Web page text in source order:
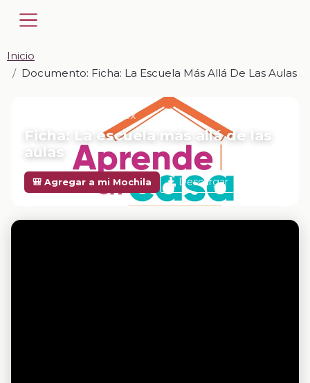
Inicio
Documento: Ficha: La Escuela Más Allá De Las Aulas
📎 DOCUMENTO · DOCX
Ficha: La escuela más allá de las
aulas
🎒 Agregar a mi Mochila Descargar